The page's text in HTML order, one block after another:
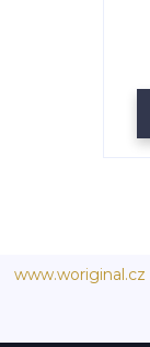
www.woriginal.cz